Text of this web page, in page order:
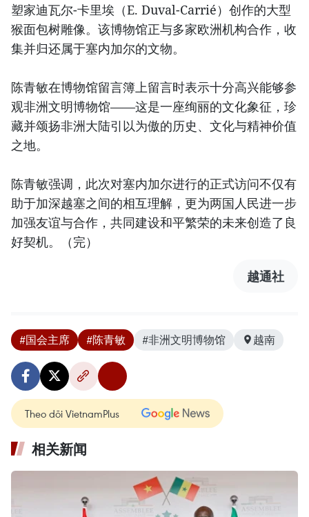
塑家迪瓦尔-卡里埃（E. Duval-Carrié）创作的大型
猴面包树雕像。该博物馆正与多家欧洲机构合作，收
集并归还属于塞内加尔的文物。
陈青敏在博物馆留言簿上留言时表示十分高兴能够参
观非洲文明博物馆——这是一座绚丽的文化象征，珍
藏并颂扬非洲大陆引以为傲的历史、文化与精神价值
之地。
陈青敏强调，此次对塞内加尔进行的正式访问不仅有
助于加深越塞之间的相互理解，更为两国人民进一步
加强友谊与合作，共同建设和平繁荣的未来创造了良
好契机。（完）
越通社
#国会主席 #陈青敏 #非洲文明博物馆 越南
Theo dõi VietnamPlus
相关新闻